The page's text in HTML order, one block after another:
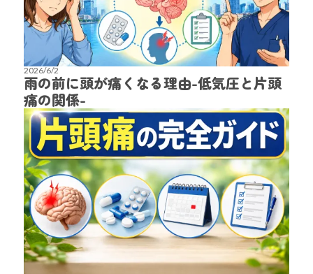
2026/6/2
雨の前に頭が痛くなる理由-低気圧と片頭
痛の関係-